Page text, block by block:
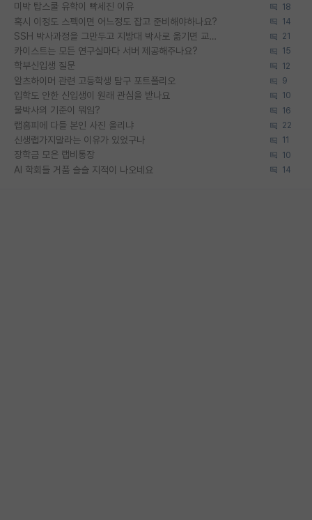
미박 탑스쿨 유학이 빡세진 이유 18
혹시 이정도 스펙이면 어느정도 잡고 준비해야하나요? 14
SSH 박사과정을 그만두고 지방대 박사로 옮기면 교수의 꿈은 끝일까요? 21
카이스트는 모든 연구실마다 서버 제공해주나요? 15
학부신입생 질문 12
알츠하이머 관련 고등학생 탐구 포트폴리오 9
입학도 안한 신입생이 원래 관심을 받나요 10
물박사의 기준이 뭐임? 16
랩홈피에 다들 본인 사진 올리냐 22
신생랩가지말라는 이유가 있었구나 11
장학금 모은 랩비통장 10
AI 학회들 거품 슬슬 지적이 나오네요 14